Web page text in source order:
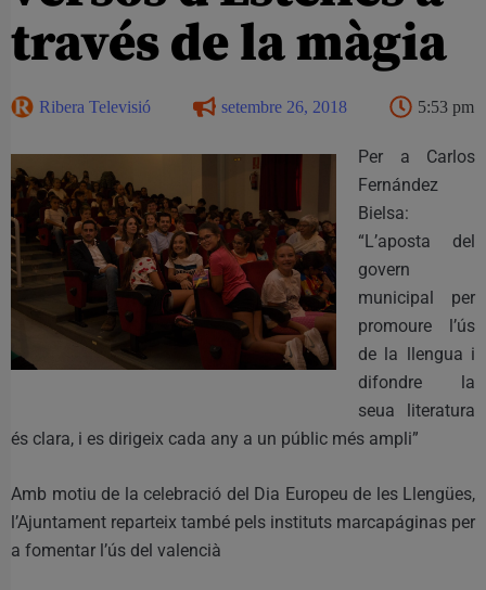
través de la màgia
Ribera Televisió setembre 26, 2018 5:53 pm
Per a Carlos
Fernández
Bielsa:
“L’aposta del
govern
municipal per
promoure l’ús
de la llengua i
difondre la
seua literatura
és clara, i es dirigeix cada any a un públic més ampli”
Amb motiu de la celebració del Dia Europeu de les Llengües,
l’Ajuntament reparteix també pels instituts marcapáginas per
a fomentar l’ús del valencià